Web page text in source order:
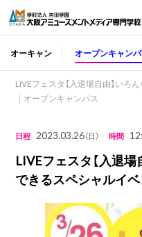
オーキャン オープンキャン
LIVEフェスタ【入退場自由】いろ
｜オープンキャンパス
日程 2023.03.26（日） 時間
LIVEフェスタ【入退
できるスペシャルイベ